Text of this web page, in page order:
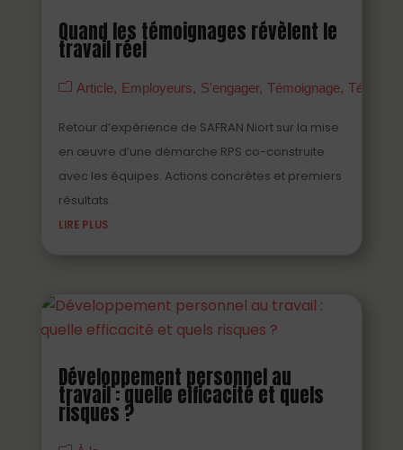
Quand les témoignages révèlent le
travail réel
Article Employeurs S'engager Témoignage
Retour d’expérience de SAFRAN Niort sur la mise
en œuvre d’une démarche RPS co-construite
avec les équipes. Actions concrètes et premiers
résultats.
LIRE PLUS
Développement personnel au
travail : quelle efficacité et quels
risques ?